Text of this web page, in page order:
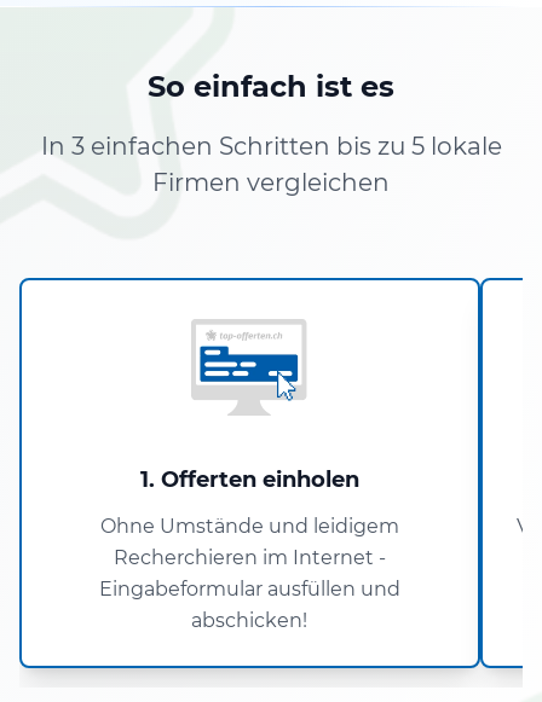
So einfach ist es
In 3 einfachen Schritten bis zu 5 lokale
Firmen vergleichen
1. Offerten einholen
Ohne Umstände und leidigem
Recherchieren im Internet -
Eingabeformular ausfüllen und
abschicken!